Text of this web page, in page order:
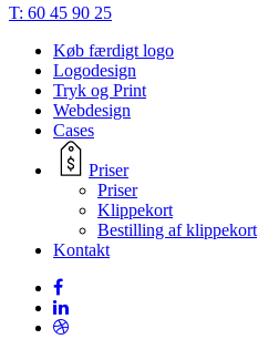
Close
T: 60 45 90 25
Køb færdigt logo
Logodesign
Tryk og Print
Webdesign
Cases
Priser
Priser
Klippekort
Bestilling af klippekort
Kontakt